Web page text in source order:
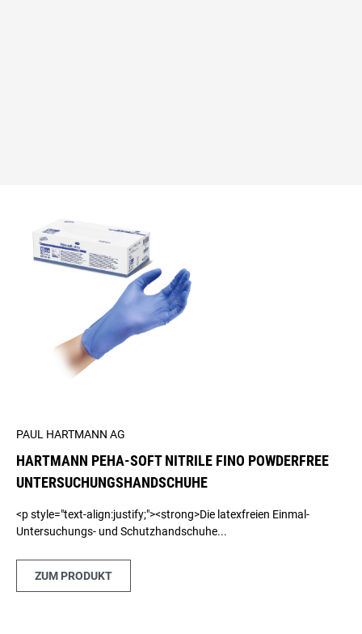
PAUL HARTMANN AG
HARTMANN PEHA-SOFT NITRILE FINO POWDERFREE
UNTERSUCHUNGSHANDSCHUHE
<p style="text-align:justify;"><strong>Die latexfreien Einmal-
Untersuchungs- und Schutzhandschuhe...
ZUM PRODUKT